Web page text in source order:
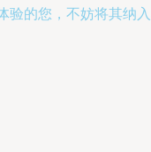
验的您，不妨将其纳